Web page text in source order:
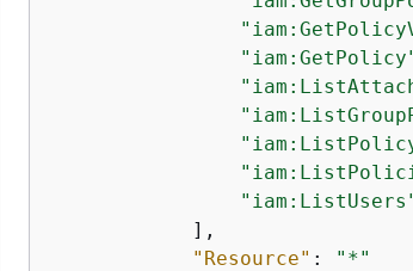
            ],
"Resource" :
"*"